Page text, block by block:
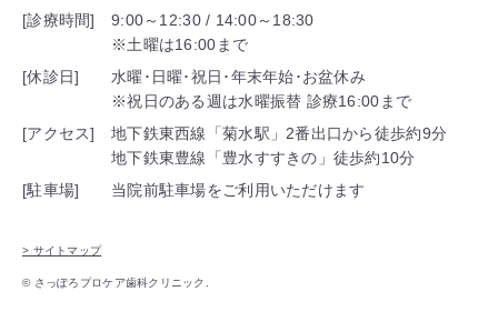
[診療時間]
9:00～12:30 / 14:00～18:30
※土曜は16:00まで
[休診日]
水曜･日曜･祝日･年末年始･お盆休み
※祝日のある週は水曜振替 診療16:00まで
[アクセス]
地下鉄東西線「菊水駅」2番出口から徒歩約9分
地下鉄東豊線「豊水すすきの」徒歩約10分
[駐車場]
当院前駐車場をご利用いただけます
> サイトマップ
© さっぽろプロケア歯科クリニック.